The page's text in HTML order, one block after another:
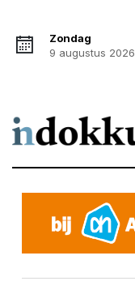
Zondag
9 augustus 2026